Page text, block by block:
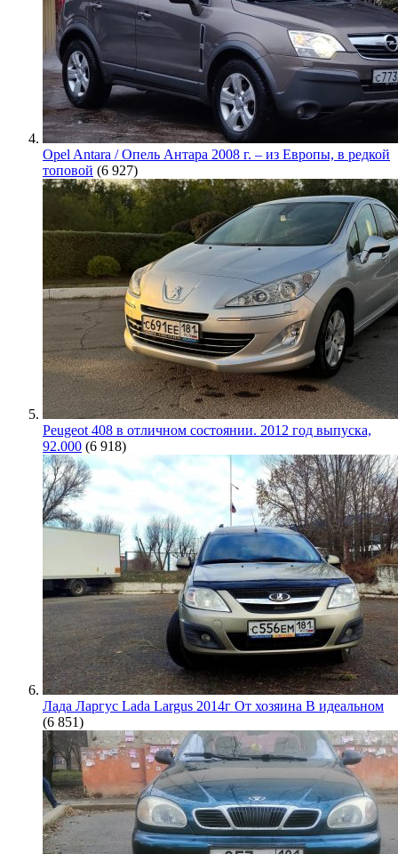
Opel Antara / Опель Антара 2008 г. – из Европы, в редкой
топовой (6 927)
Peugeot 408 в отличном состоянии. 2012 год выпуска,
92.000 (6 918)
Лада Ларгус Lada Largus 2014г От хозяина В идеальном
(6 851)